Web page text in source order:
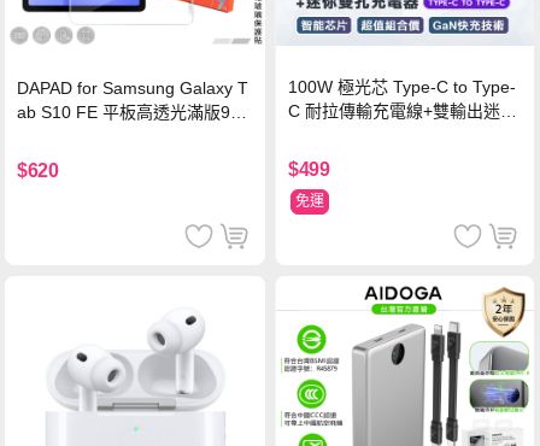
DAPAD for Samsung Galaxy T
ab S10 FE 平板高透光滿版9H
$620
100W 極光芯 Type-C to Type-
C 耐拉傳輸充電線+雙輸出迷你
$499
免運